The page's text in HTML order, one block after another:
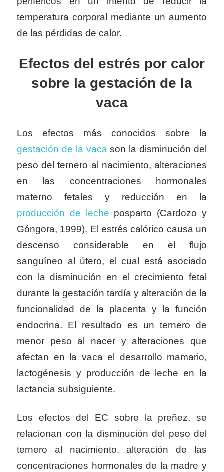
temperatura corporal mediante un aumento
de las pérdidas de calor.
Efectos del estrés por calor
sobre la gestación de la
vaca
Los efectos más conocidos sobre la
gestación de la vaca son la disminución del
peso del ternero al nacimiento, alteraciones
en las concentraciones hormonales
materno fetales y reducción en la
producción de leche posparto (Cardozo y
Góngora, 1999). El estrés calórico causa un
descenso considerable en el flujo
sanguíneo al útero, el cual está asociado
con la disminución en el crecimiento fetal
durante la gestación tardía y alteración de la
funcionalidad de la placenta y la función
endocrina. El resultado es un ternero de
menor peso al nacer y alteraciones que
afectan en la vaca el desarrollo mamario,
lactogénesis y producción de leche en la
lactancia subsiguiente.
Los efectos del EC sobre la preñez, se
relacionan con la disminución del peso del
ternero al nacimiento, alteración de las
concentraciones hormonales de la madre y